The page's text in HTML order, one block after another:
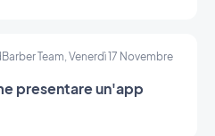
Team, Venerdì 17 Novembre
presentare un'app